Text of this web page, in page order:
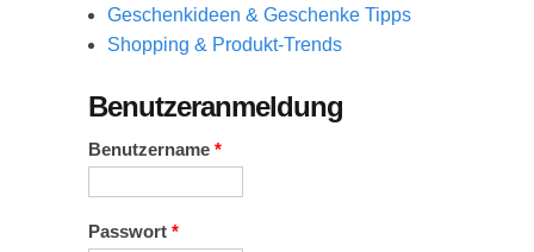
Geschenkideen & Geschenke Tipps
Shopping & Produkt-Trends
Benutzeranmeldung
Benutzername *
Passwort *